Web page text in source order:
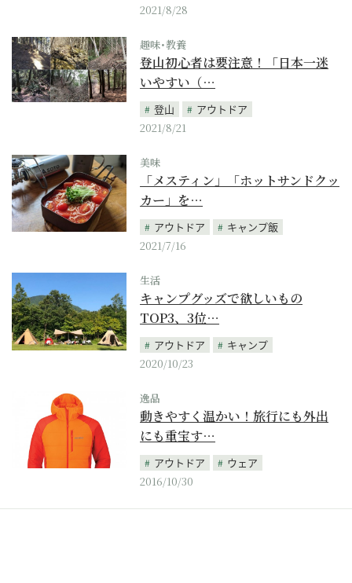
2021/8/28
趣味･教養
登山初心者は要注意！「日本一迷
いやすい（…
登山
アウトドア
2021/8/21
美味
「メスティン」「ホットサンドクッ
カー」を…
アウトドア
キャンプ飯
2021/7/16
生活
キャンプグッズで欲しいもの
TOP3、3位…
アウトドア
キャンプ
2020/10/23
逸品
動きやすく温かい！旅行にも外出
にも重宝す…
アウトドア
ウェア
2016/10/30